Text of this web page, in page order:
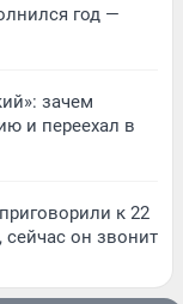
год —
зачем
и переехал в
к 22
сейчас он звонит